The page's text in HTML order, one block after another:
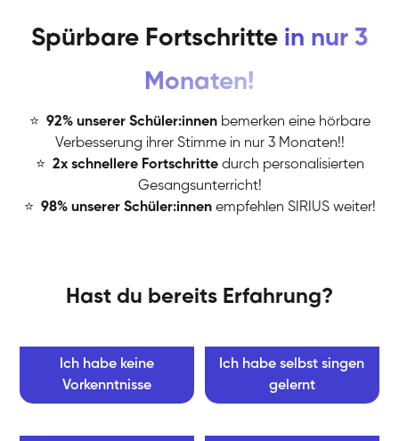
Spürbare Fortschritte in nur 3
Monaten!
⭐ 92% unserer Schüler:innen bemerken eine hörbare
Verbesserung ihrer Stimme in nur 3 Monaten!!
⭐ 2x schnellere Fortschritte durch personalisierten
Gesangsunterricht!
⭐ 98% unserer Schüler:innen empfehlen SIRIUS weiter!
Hast du bereits Erfahrung?
Ich habe keine
Vorkenntnisse
Ich habe selbst singen
gelernt